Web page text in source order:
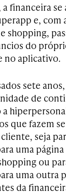
a financeira
e, com
shopping,
do
no aplicativo.
sete
de
que fazem
seja
uma
ou
uma outra
da